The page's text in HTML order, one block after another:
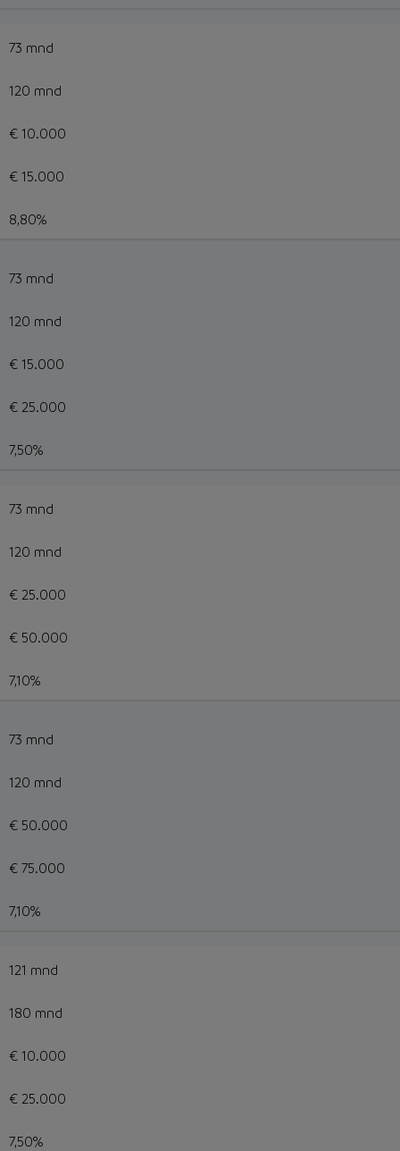
73 mnd
120 mnd
€ 10.000
€ 15.000
8,80%
73 mnd
120 mnd
€ 15.000
€ 25.000
7,50%
73 mnd
120 mnd
€ 25.000
€ 50.000
7,10%
73 mnd
120 mnd
€ 50.000
€ 75.000
7,10%
121 mnd
180 mnd
€ 10.000
€ 25.000
7,50%